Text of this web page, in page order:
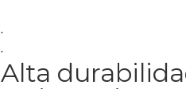
.
.
Alta